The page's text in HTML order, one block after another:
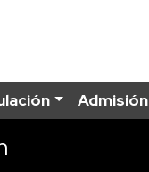
Admisión